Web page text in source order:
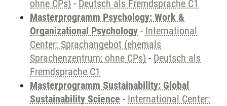
ohne CPs) - Deutsch als Fremdsprache C1
Masterprogramm Psychology: Work &
Organizational Psychology - International
Center: Sprachangebot (ehemals
Sprachenzentrum; ohne CPs) - Deutsch als
Fremdsprache C1
Masterprogramm Sustainability: Global
Sustainability Science - International Center: